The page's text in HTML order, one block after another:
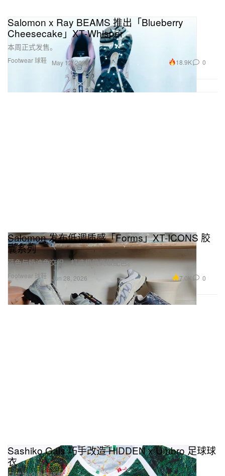
Footwear 球鞋
Salomon x Ray BEAMS 推出「Blueberry
Cheesecake」XT-Whisper
本周正式发售。
May 12, 2026 18.9K 0
Footwear 球鞋
Salomon 发布低调质感「Forms」XT-ICONS 胶
囊系列
蓝色与奶油色交织，打造极简高级配色。
Jun 28, 2026 7.0K 0
Sashiko Gals 巧手改造 HIDDEN x Umbro 足球球
衣